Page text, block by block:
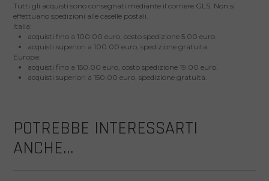
Tutti gli acquisti sono consegnati mediante il corriere GLS. Non si
effettuano spedizioni alle caselle postali.
Italia:
acquisti fino a 100.00 euro, costo spedizione 5.00 euro.
acquisti superiori a 100.00 euro, spedizione gratuita.
Europa:
acquisti fino a 150.00 euro, costo spedizione 19.00 euro.
acquisti superiori a 150.00 euro, spedizione gratuita.
POTREBBE INTERESSARTI
ANCHE...